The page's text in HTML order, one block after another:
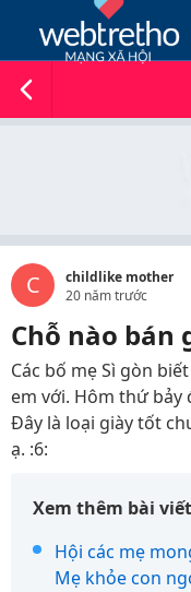
C
childlike mother
20 năm trước
Chỗ nào bán
Các bố mẹ Sì gòn
em với. Hôm thứ bảy
Đây là loại giày tốt
ạ. :6:
Xem thêm bài viết
Hội các mẹ
Mẹ khỏe con